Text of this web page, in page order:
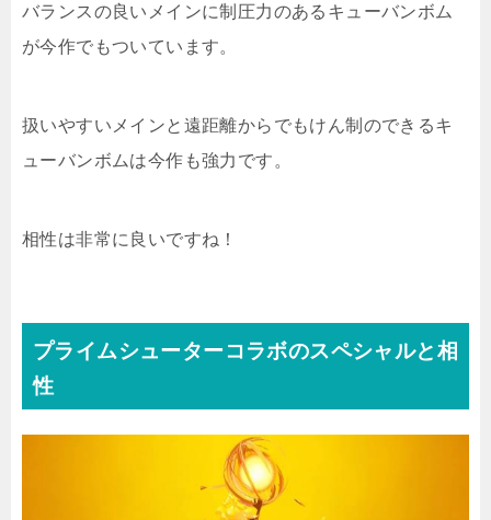
バランスの良いメインに制圧力のあるキューバンボム
が今作でもついています。
扱いやすいメインと遠距離からでもけん制のできるキ
ューバンボムは今作も強力です。
相性は非常に良いですね！
プライムシューターコラボのスペシャルと相
性